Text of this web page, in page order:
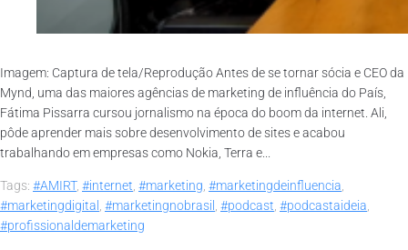
Imagem: Captura de tela/Reprodução Antes de se tornar sócia e CEO da
Mynd, uma das maiores agências de marketing de influência do País,
Fátima Pissarra cursou jornalismo na época do boom da internet. Ali,
pôde aprender mais sobre desenvolvimento de sites e acabou
trabalhando em empresas como Nokia, Terra e...
Tags: #AMIRT, #internet, #marketing, #marketingdeinfluencia,
#marketingdigital , #marketingnobrasil , #podcast, #podcastaideia,
#profissionaldemarketing